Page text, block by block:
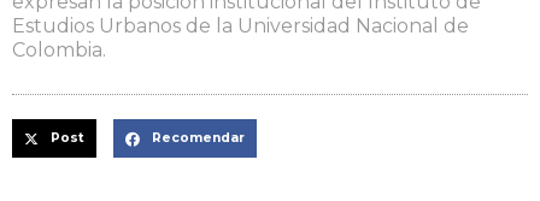
Estudios Urbanos de la Universidad Nacional de
Colombia.
Post Recomendar